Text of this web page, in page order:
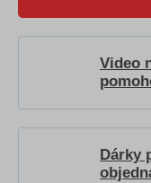
Video
Dárky